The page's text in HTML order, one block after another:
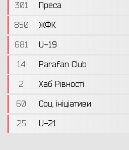
301
Преса
850
ЖФК
681
U-19
14
Parafan Club
2
Хаб Рівності
60
Соц. ініціативи
25
U-21